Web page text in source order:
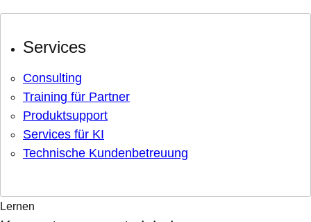
Services
Consulting
Training für Partner
Produktsupport
Services für KI
Technische Kundenbetreuung
Lernen